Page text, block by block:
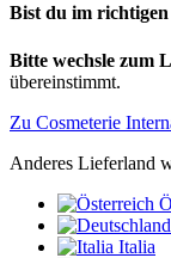
Bist du im richtigen
Bitte wechsle zum
übereinstimmt.
Zu Cosmeterie
Anderes Lieferland
Italia